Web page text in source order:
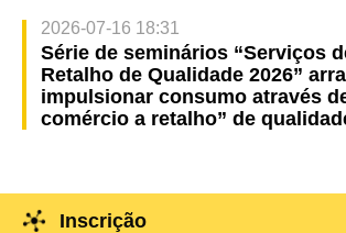
2026-07-16 18:31
Série de seminários “Serviços
Retalho de Qualidade 2026”
impulsionar consumo através
comércio a retalho” de
Inscrição